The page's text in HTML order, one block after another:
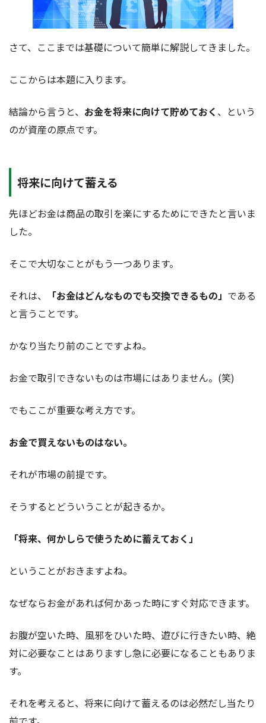
さて、ここまでは基礎について簡単に解説してきました。
ここからは本題に入ります。
結論から言うと、 お金を将来に向けて貯めておく 、という
のが資産の原点です。
将来に向けて蓄える
先ほどお金は商品の取引を楽にするためにできたと言いま
した。
そこで大切なことがもう一つあります。
それは、 「お金はどんなものでも交換できるもの」 である
と言うことです。
かなり当たり前のことですよね。
お金で取引できないものは市場にはありません。(笑)
でもここが重要な考え方です。
お金で買えないものはない。
それが市場の前提です。
そうするとどういうことが起きるか。
「将来、何かしらで使うために蓄えておく」
ということがおきますよね。
なぜならお金があれば何かあった時にすぐ対応できます。
お腹が空いた時、風邪をひいた時、遊びに行きたい時、絶
対に必要なことはありますし急に必要になることもありま
す。
それを考えると、将来に向けて蓄えるのは必然だし当たり